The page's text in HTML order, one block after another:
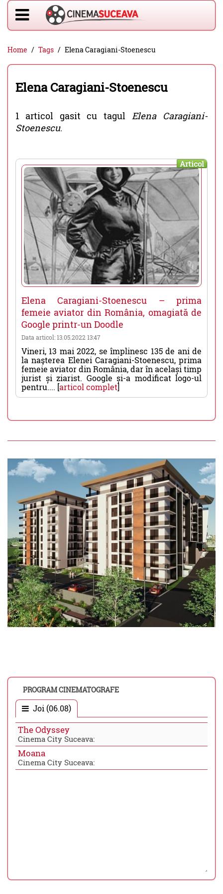
Home Tags Elena Caragiani-Stoenescu
Elena Caragiani-Stoenescu
1 articol gasit cu tagulElena Caragiani-
Stoenescu.
Articol
Elena Caragiani-Stoenescu – prima
femeie aviator din România, omagiată de
Google printr-un Doodle
Data articol: 13.05.2022 13:47
Vineri, 13 mai 2022, se împlinesc 135 de ani de
la naşterea Elenei Caragiani-Stoenescu, prima
femeie aviator din România, dar în același timp
jurist și ziarist. Google și-a modificat logo-ul
pentru.... [articol complet]
PROGRAM CINEMATOGRAFE
Joi (06.08)
The Odyssey
Cinema City Suceava:
Moana
Cinema City Suceava: